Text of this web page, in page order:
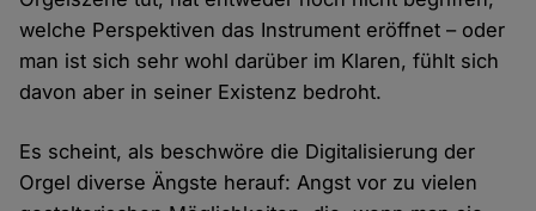
welche Perspektiven das Instrument eröffnet – oder
man ist sich sehr wohl darüber im Klaren, fühlt sich
davon aber in seiner Existenz bedroht.
Es scheint, als beschwöre die Digitalisierung der
Orgel diverse Ängste herauf: Angst vor zu vielen